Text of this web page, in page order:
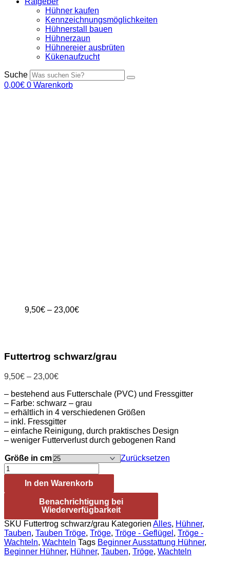
Hühner kaufen
Kennzeichnungsmöglichkeiten
Hühnerstall bauen
Hühnerzaun
Hühnereier ausbrüten
Kükenaufzucht
Suche
0,00€ 0 Warenkorb
9,50€ – 23,00€Preisspanne:
Futtertrog schwarz/grau
9,50€ – 23,00€Preisspanne:
bis
23,00€
– bestehend aus Futterschale (PVC) und Fressgitter
– Farbe: schwarz – grau
– erhältlich in 4 verschiedenen Größen
– inkl. Fressgitter
– einfache Reinigung, durch praktisches Design
– weniger Futterverlust durch gebogenen Rand
Größe in cm
Zurücksetzen
Futtertrog
schwarz/grau
MengeIn den Warenkorb
Benachrichtigung bei
Wiederverfügbarkeit
SKU Futtertrog schwarz/grau Kategorien Alles, Hühner,
Tauben, Tauben Tröge, Tröge, Tröge - Geflügel , Tröge -
Wachteln, Wachteln Tags Beginner Ausstattung Hühner,
Beginner Hühner, Hühner, Tauben, Tröge, Wachteln